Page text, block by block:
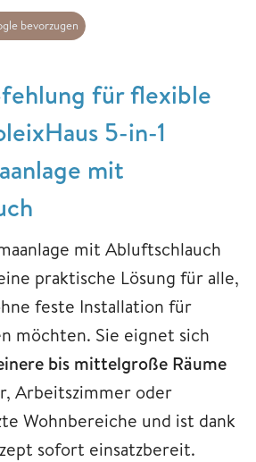
bevorzugen
für flexible
5-in-1
mit
mit Abluftschlauch
praktische Lösung für alle,
feste Installation für
möchten. Sie eignet sich
bis mittelgroße Räume
Arbeitszimmer oder
Wohnbereiche und ist dank
sofort einsatzbereit.